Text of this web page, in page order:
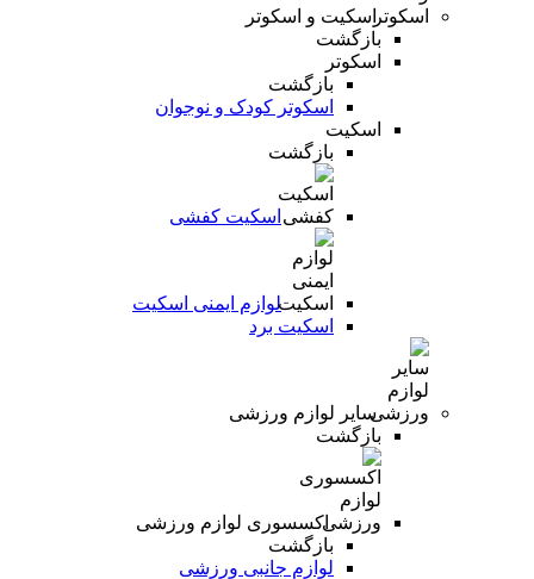
اسکیت و اسکوتر
بازگشت
اسکوتر
بازگشت
اسکوتر کودک و نوجوان
اسکیت
بازگشت
اسکیت کفشی
لوازم ایمنی اسکیت
اسکیت برد
سایر لوازم ورزشی
بازگشت
اکسسوری لوازم ورزشی
بازگشت
لوازم جانبی ورزشی